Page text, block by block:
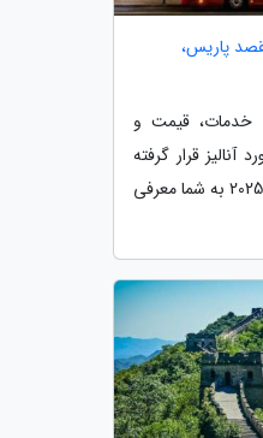
پاریس،
خدمات، قیمت و
قرار گرفته
و برترین تور کریسمس 2025 به شما معرفی